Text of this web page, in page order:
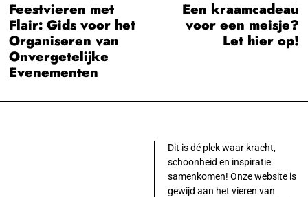
navigatie
Previous
post:
Feestvieren met
Flair: Gids voor het
Organiseren van
Onvergetelijke
Evenementen
Een kraamcadeau
voor een meisje?
Let hier op!
Dit is dé plek waar kracht,
schoonheid en inspiratie
samenkomen! Onze website is
gewijd aan het vieren van